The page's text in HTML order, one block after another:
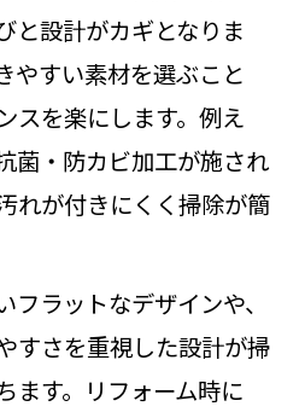
と設計がカギとなりま
やすい素材を選ぶこと
スを楽にします。例え
菌・防カビ加工が施され
れが付きにくく掃除が簡
フラットなデザインや、
すさを重視した設計が掃
ます。リフォーム時に